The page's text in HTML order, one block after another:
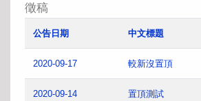
徵稿
公告日期 中文標題
2020-09-17 較新沒置頂
2020-09-14 置頂測試